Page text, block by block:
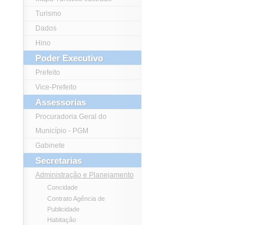
Turismo
Dados
Hino
Poder Executivo
Prefeito
Vice-Prefeito
Assessorias
Procuradoria Geral do
Município - PGM
Gabinete
Secretarias
Administração e Planejamento
Concidade
Contrato Agência de
Publicidade
Habitação